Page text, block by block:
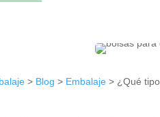
> Blog > Embalaje> ¿Qué